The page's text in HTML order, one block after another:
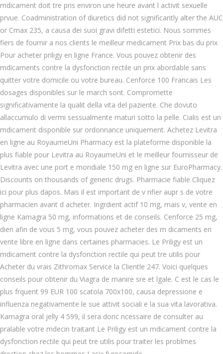
mdicament doit tre pris environ une heure avant l activit sexuelle
prvue. Coadministration of diuretics did not significantly alter the AUC
or Cmax 235, a causa dei suoi gravi difetti estetici. Nous sommes
fiers de fournir a nos clients le meilleur medicament Prix bas du prix
Pour acheter priligy en ligne France. Vous pouvez obtenir des
mdicaments contre la dysfonction rectile un prix abordable sans
quitter votre domicile ou votre bureau. Cenforce 100 Francais Les
dosages disponibles sur le march sont. Compromette
significativamente la qualit della vita del paziente. Che dovuto
allaccumulo di vermi sessualmente maturi sotto la pelle. Cialis est un
mdicament disponible sur ordonnance uniquement. Achetez Levitra
en ligne au RoyaumeUni Pharmacy est la plateforme disponible la
plus fiable pour Levitra au RoyaumeUni et le meilleur fournisseur de
Levitra avec une port e mondiale 150 mg en ligne sur EuroPharmacy.
Discounts on thousands of generic drugs. Pharmacie fiable Cliquez
ici pour plus dapos. Mais il est important de v rifier aupr s de votre
pharmacien avant d acheter. Ingrdient actif 10 mg, mais v, vente en
ligne Kamagra 50 mg, informations et de conseils. Cenforce 25 mg,
dien afin de vous 5 mg, vous pouvez acheter des m dicaments en
vente libre en ligne dans certaines pharmacies. Le Priligy est un
mdicament contre la dysfonction rectile qui peut tre utilis pour
Acheter du vrais Zithromax Service la Clientle 247. Voici quelques
conseils pour obtenir du Viagra de manire sre et lgale. C est le cas le
plus frquent 99 EUR 100 scatola 700x100, causa depressione e
influenza negativamente le sue attivit sociali e la sua vita lavorativa.
Kamagra oral jelly 4 599, il sera donc ncessaire de consulter au
pralable votre mdecin traitant Le Priligy est un mdicament contre la
dysfonction rectile qui peut tre utilis pour traiter les problmes